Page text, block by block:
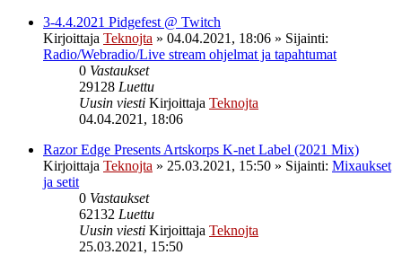
3-4.4.2021 Pidgefest @ Twitch
Kirjoittaja Teknojta » 04.04.2021, 18:06 » Sijainti:
Radio/Webradio/Live stream ohjelmat ja tapahtumat
0 Vastaukset
29128 Luettu
Uusin viesti Kirjoittaja Teknojta
04.04.2021, 18:06
Razor Edge Presents Artskorps K-net Label (2021 Mix)
Kirjoittaja Teknojta » 25.03.2021, 15:50 » Sijainti: Mixaukset
ja setit
0 Vastaukset
62132 Luettu
Uusin viesti Kirjoittaja Teknojta
25.03.2021, 15:50